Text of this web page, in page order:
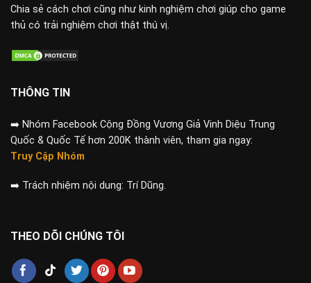
Chia sẻ cách chơi cũng như kinh nghiệm chơi giúp cho game
thủ có trải nghiệm chơi thật thú vị.
THÔNG TIN
➡️ Nhóm Facebook Cộng Đồng Vương Giả Vinh Diệu Trung
Quốc & Quốc Tế hơn 200K thành viên, tham gia ngay:
Truy Cập Nhóm
➡️ Trách nhiệm nội dung: Trí Dũng.
THEO DÕI CHÚNG TÔI